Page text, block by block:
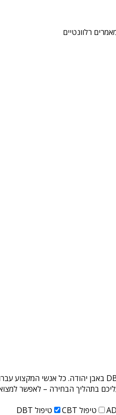
רלוונטיים
. כל אנשי המקצוע
בתהליך הבחירה – לאפשר
טיפול CBT טיפול DBT